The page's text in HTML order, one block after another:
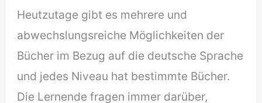
Heutzutage gibt es mehrere und
abwechslungsreiche Möglichkeiten der
Bücher im Bezug auf die deutsche Sprache
und jedes Niveau hat bestimmte Bücher.
Die Lernende fragen immer darüber,